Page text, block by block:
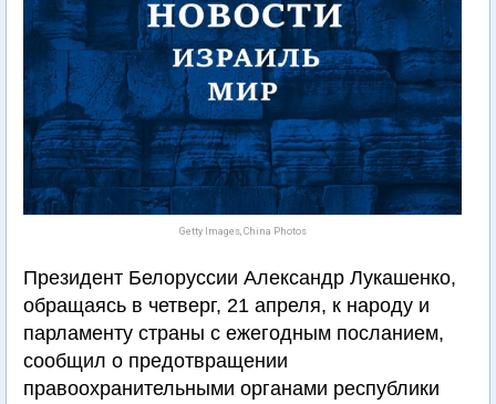
Getty Images, China Photos
Президент Белоруссии Александр Лукашенко,
обращаясь в четверг, 21 апреля, к народу и
парламенту страны с ежегодным посланием,
сообщил о предотвращении
правоохранительными органами республики